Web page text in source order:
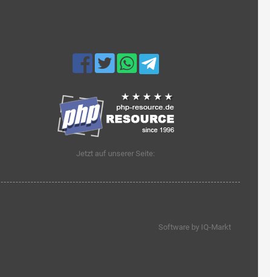
Jetzt auf unserer Seite:
Software by IQ-Markt